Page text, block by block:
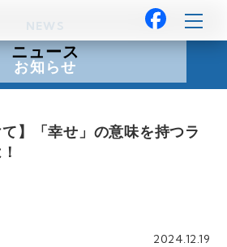
ニュース
お知らせ
て】「幸せ」の意味を持つラ
2024.12.19